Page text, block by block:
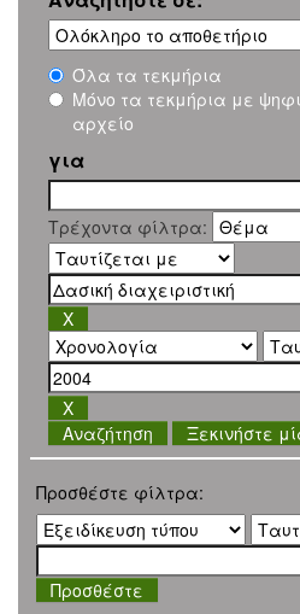
Όλα τα τεκμήρια
Μόνο τα τεκμήρια με
αρχείο
για
Τρέχοντα φίλτρα:
Ξεκινήστε
Προσθέστε φίλτρα: